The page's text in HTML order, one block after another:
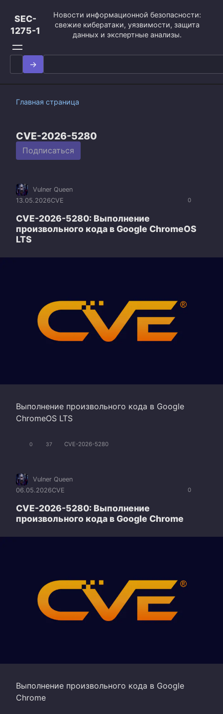
контенту
SEC-
1275-1
Новости информационной безопасности:
свежие кибератаки, уязвимости, защита
данных и экспертные анализы.
Search
for:
Главная страница
CVE-2026-5280
Подписаться
0
Vulner Queen
13.05.2026CVE
CVE-2026-5280: Выполнение
произвольного кода в Google ChromeOS
LTS
Выполнение произвольного кода в Google
ChromeOS LTS
0 37 CVE-2026-5280
0
Vulner Queen
06.05.2026CVE
CVE-2026-5280: Выполнение
произвольного кода в Google Chrome
Выполнение произвольного кода в Google
Chrome